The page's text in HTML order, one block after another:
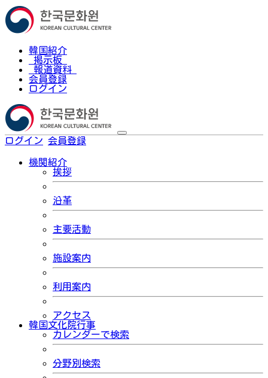
韓国紹介
掲示板
報道資料
会員登録
ログイン
ログイン 会員登録
機関紹介
挨拶
沿革
主要活動
施設案内
利用案内
アクセス
韓国文化院行事
カレンダーで検索
分野別検索